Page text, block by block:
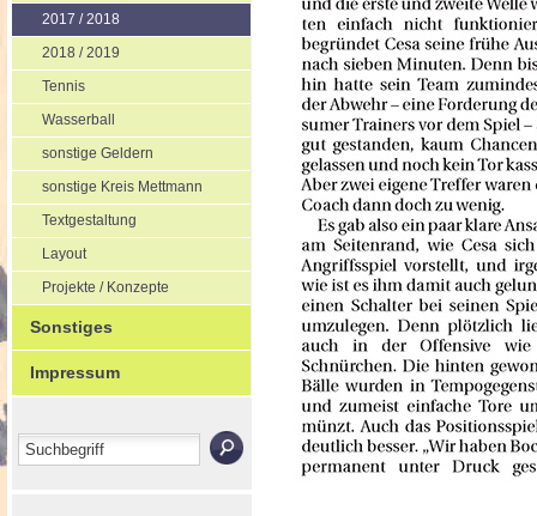
2017 / 2018
2018 / 2019
Tennis
Wasserball
sonstige Geldern
sonstige Kreis Mettmann
Textgestaltung
Layout
Projekte / Konzepte
Sonstiges
Impressum